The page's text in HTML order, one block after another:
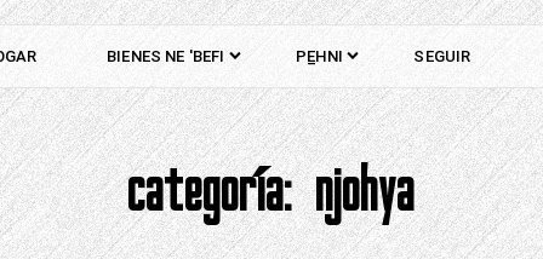
BIENES NE 'BEFI PE̲HNI SEGUIR
categoría:njohya